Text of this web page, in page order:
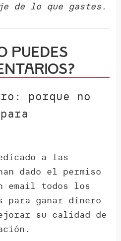
de lo que gastes.
puedes
porque no
a las
dado el permiso
email todos los
para ganar dinero
su calidad de